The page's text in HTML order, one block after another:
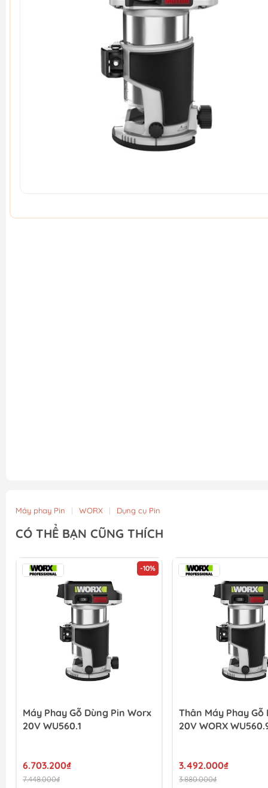
Máy phay Pin | WORX | Dụng cụ Pin
CÓ THỂ BẠN CŨNG THÍCH
-10%
Máy Phay Gỗ Dùng Pin Worx
20V WU560.1
6.703.200₫
7.448.000₫
Thân Máy Phay Gỗ
20V WORX
3.492.000₫
3.880.000₫